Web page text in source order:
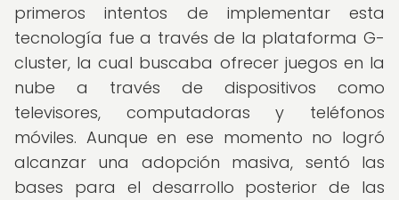
primeros intentos de implementar esta
tecnología fue a través de la plataforma G-
cluster, la cual buscaba ofrecer juegos en la
nube a través de dispositivos como
televisores, computadoras y teléfonos
móviles. Aunque en ese momento no logró
alcanzar una adopción masiva, sentó las
bases para el desarrollo posterior de las